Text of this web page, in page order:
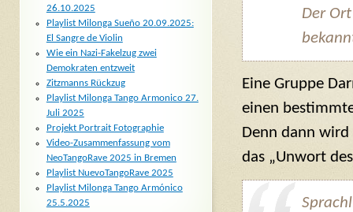
Der
Eine Gruppe
einen
Denn dann
das „Unwort
26.10.2025
Playlist Milonga Sueño 20.09.2025:
El Sangre de Violin
Wie ein Nazi-Fakelzug zwei
Demokraten entzweit
Zitzmanns Rückzug
Playlist Milonga Tango Armonico 27.
Juli 2025
Projekt Portrait Fotographie
Video-Zusammenfassung vom
NeoTangoRave 2025 in Bremen
Playlist NuevoTangoRave 2025
Playlist Milonga Tango Armónico
25.5.2025